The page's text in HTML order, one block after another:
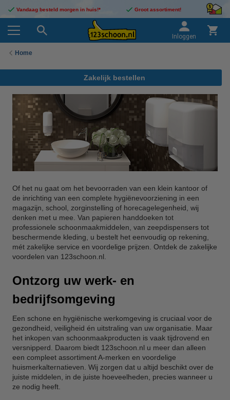
Vandaag besteld morgen in huis!* Groot assortiment!
Inloggen
Home
Zakelijk bestellen
Of het nu gaat om het bevoorraden van een klein kantoor of
de inrichting van een complete hygiënevoorziening in een
magazijn, school, zorginstelling of horecagelegenheid, wij
denken met u mee. Van papieren handdoeken tot
professionele schoonmaakmiddelen, van zeepdispensers tot
beschermende kleding, u bestelt het eenvoudig op rekening,
mét zakelijke service en voordelige prijzen. Ontdek de zakelijke
voordelen van 123schoon.nl.
Ontzorg uw werk- en
bedrijfsomgeving
Een schone en hygiënische werkomgeving is cruciaal voor de
gezondheid, veiligheid én uitstraling van uw organisatie. Maar
het inkopen van schoonmaakproducten is vaak tijdrovend en
versnipperd. Daarom biedt 123schoon.nl u meer dan alleen
een compleet assortiment A-merken en voordelige
huismerkalternatieven. Wij zorgen dat u altijd beschikt over de
juiste middelen, in de juiste hoeveelheden, precies wanneer u
ze nodig heeft.